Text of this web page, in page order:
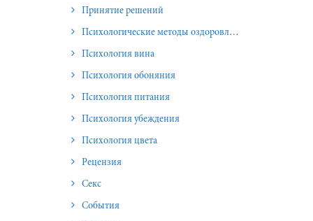
Принятие решений
Психологические методы оздоровления и омоложения
Психология вина
Психология обоняния
Психология питания
Психология убеждения
Психология цвета
Рецензия
Секс
События